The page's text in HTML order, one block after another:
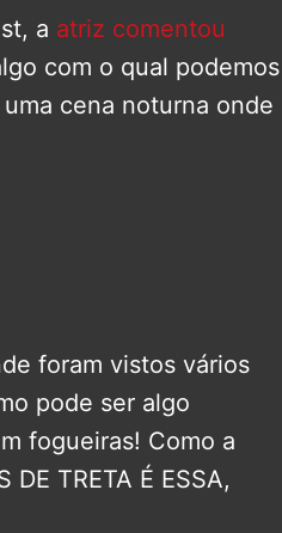
a atriz comentou
com o qual podemos
cena noturna onde
foram vistos vários
pode ser algo
fogueiras! Como a
TRETA É ESSA,